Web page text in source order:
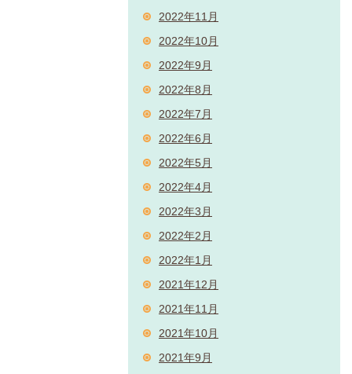
2022年11月
2022年10月
2022年9月
2022年8月
2022年7月
2022年6月
2022年5月
2022年4月
2022年3月
2022年2月
2022年1月
2021年12月
2021年11月
2021年10月
2021年9月